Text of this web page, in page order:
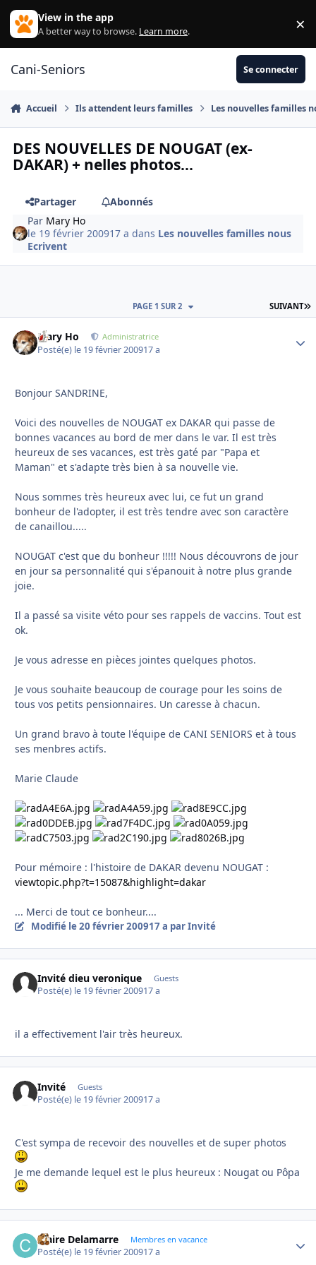
Aller au contenu
View in the app
A better way to browse. Learn more. ×
Cani-Seniors Se connecter
Accueil Ils attendent leurs familles Les nouvelles familles
DES NOUVELLES DE NOUGAT (ex-
DAKAR) + nelles photos...
Partager
Abonnés
Par Mary Ho
le 19 février 200917 a dans Les nouvelles familles nous
Ecrivent
SUIVANT
PAGE 1 SUR 2
Mary Ho Administratrice
Posté(e) le 19 février 200917 a
Bonjour SANDRINE,
Voici des nouvelles de NOUGAT ex DAKAR qui passe de
bonnes vacances au bord de mer dans le var. Il est très
heureux de ses vacances, est très gaté par "Papa et
Maman" et s'adapte très bien à sa nouvelle vie.
Nous sommes très heureux avec lui, ce fut un grand
bonheur de l'adopter, il est très tendre avec son caractère
de canaillou.....
NOUGAT c'est que du bonheur !!!!! Nous découvrons de jour
en jour sa personnalité qui s'épanouit à notre plus grande
joie.
Il a passé sa visite véto pour ses rappels de vaccins. Tout est
ok.
Je vous adresse en pièces jointes quelques photos.
Je vous souhaite beaucoup de courage pour les soins de
tous vos petits pensionnaires. Un caresse à chacun.
Un grand bravo à toute l'équipe de CANI SENIORS et à tous
ses menbres actifs.
Marie Claude
Pour mémoire : l'histoire de DAKAR devenu NOUGAT :
viewtopic.php?t=15087&highlight=dakar
... Merci de tout ce bonheur....
Modifié le 20 février 200917 a par Invité
Invité dieu veronique Guests
Posté(e) le 19 février 200917 a
il a effectivement l'air très heureux.
Invité Guests
Posté(e) le 19 février 200917 a
C'est sympa de recevoir des nouvelles et de super photos
Je me demande lequel est le plus heureux : Nougat ou Pôpa
Claire Delamarre Membres en vacance
Posté(e) le 19 février 200917 a